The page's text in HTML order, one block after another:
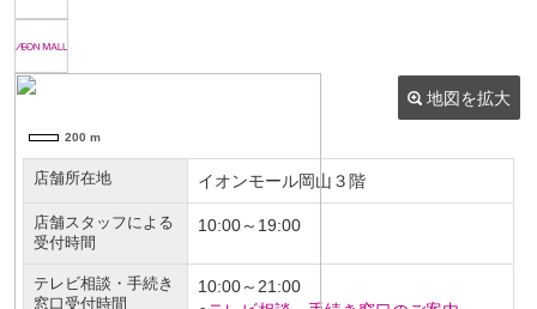
NISA
金銭信託のしくみ
取扱商品一覧
iDeCo・国民年金基金
iDeCo（個人型確定拠出年金）
国民年金基金
ロボアドバイザークラウドファンディングTOP
WealthNavi for イオン銀行（ロボアドバイザー）